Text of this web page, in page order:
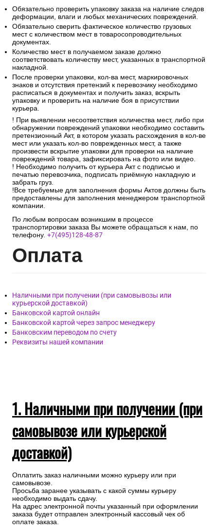
Обязательно проверить упаковку заказа на наличие следов
деформации, влаги и любых механических повреждений.
Обязательно сверить фактическое количество грузовых
мест с количеством мест в товаросопроводительных
документах.
Количество мест в получаемом заказе должно
соответствовать количеству мест, указанных в транспортной
накладной.
После проверки упаковки, кол-ва мест, маркировочных
знаков и отсутствия претензий к перевозчику необходимо
расписаться в документах и получить заказ, вскрыть
упаковку и проверить на наличие боя в присутствии
курьера.
! При выявлении несоответствия количества мест, либо при
обнаружении повреждений упаковки необходимо составить
претензионный Акт, в котором указать расхождения в кол-ве
мест или указать кол-во поврежденных мест, а также
произвести вскрытие упаковки для проверки на наличие
повреждений товара, зафиксировать на фото или видео.
! Необходимо получить от курьера Акт с подписью и
печатью перевозчика, подписать приёмную накладную и
забрать груз.
!Все требуемые для заполнения формы Актов должны быть
предоставлены для заполнения менеджером транспортной
компании.
По любым вопросам возникшим в процессе
транспортировки заказа Вы можете обращаться к нам, по
телефону. +7(495)128-48-87
Оплата
Наличными при получении (при самовывозы или
курьерской доставкой)
Банковской картой онлайн
Банковской картой через запрос менеджеру
Банковским переводом по счету
Реквизиты нашей компании
1. Наличными при получении (при
самовывозе или курьерской
доставкой)
Оплатить заказ наличными можно курьеру или при
самовывозе.
Просьба заранее указывать с какой суммы курьеру
необходимо выдать сдачу.
На адрес электронной почты указанный при оформлении
заказа будет отправлен электронный кассовый чек об
оплате заказа.